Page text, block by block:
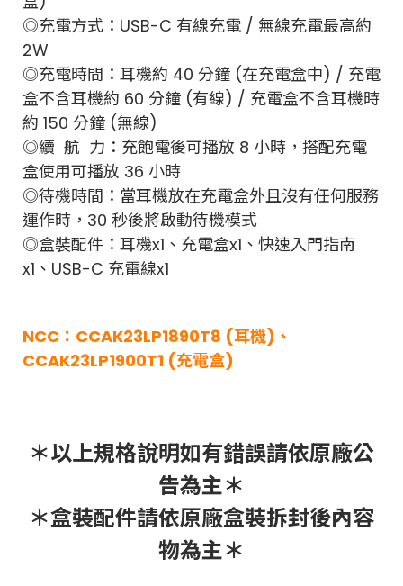
◎充電方式：USB-C 有線充電 / 無線充電最高約
2W
◎充電時間：耳機約 40 分鐘 (在充電盒中) / 充電
盒不含耳機約 60 分鐘 (有線) / 充電盒不含耳機時
約 150 分鐘 (無線)
◎續 航 力：充飽電後可播放 8 小時，搭配充電
盒使用可播放 36 小時
◎待機時間：當耳機放在充電盒外且沒有任何服務
運作時，30 秒後將啟動待機模式
◎盒裝配件：耳機x1、充電盒x1、快速入門指南
x1、USB-C 充電線x1
NCC：CCAK23LP1890T8 (耳機)、
CCAK23LP1900T1 (充電盒)
＊以上規格說明如有錯誤請依原廠公
告為主＊
＊盒裝配件請依原廠盒裝拆封後內容
物為主＊